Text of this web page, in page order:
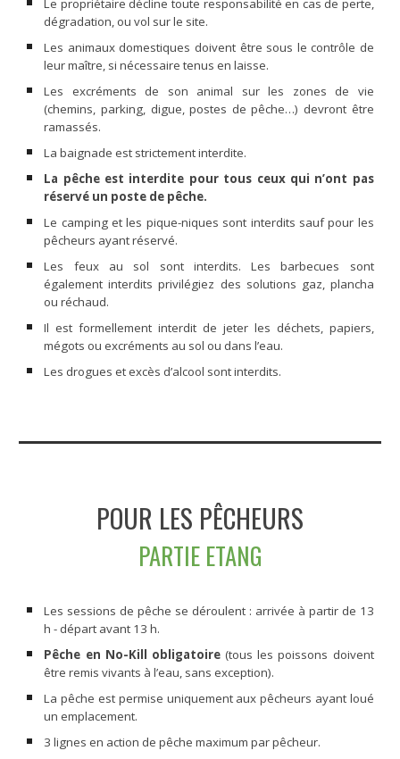
Le propriétaire décline toute responsabilité en cas de perte,
dégradation, ou vol sur le site.
Les animaux domestiques doivent être sous le contrôle de
leur maître, si nécessaire tenus en laisse.
Les excréments de son animal sur les zones de vie
(chemins, parking, digue, postes de pêche…) devront être
ramassés.
La baignade est strictement interdite.
La pêche est interdite pour tous ceux qui n’ont pas
réservé un poste de pêche.
Le camping et les pique-niques sont interdits sauf pour les
pêcheurs ayant réservé.
Les feux au sol sont interdits. Les barbecues sont
également interdits privilégiez des solutions gaz, plancha
ou réchaud.
Il est formellement interdit de jeter les déchets, papiers,
mégots ou excréments au sol ou dans l’eau.
Les drogues et excès d’alcool sont interdits.
POUR LES PÊCHEURS
PARTIE ETANG
Les sessions de pêche se déroulent : arrivée à partir de 13
h - départ avant 13 h.
Pêche en No-Kill obligatoire(tous les poissons doivent
être remis vivants à l’eau, sans exception).
La pêche est permise uniquement aux pêcheurs ayant loué
un emplacement.
3 lignes en action de pêche maximum par pêcheur.